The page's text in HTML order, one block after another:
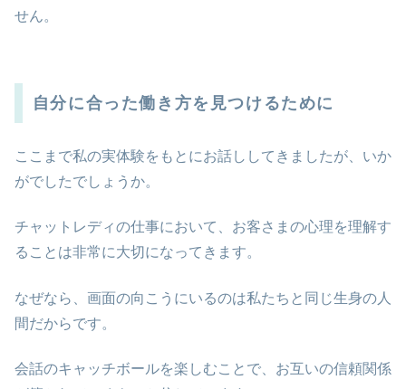
せん。
自分に合った働き方を見つけるために
ここまで私の実体験をもとにお話ししてきましたが、いか
がでしたでしょうか。
チャットレディの仕事において、お客さまの心理を理解す
ることは非常に大切になってきます。
なぜなら、画面の向こうにいるのは私たちと同じ生身の人
間だからです。
会話のキャッチボールを楽しむことで、お互いの信頼関係